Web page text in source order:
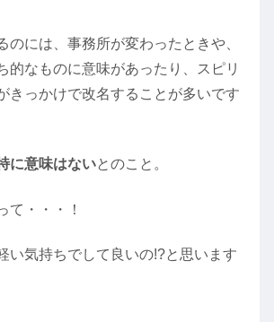
のには、事務所が変わったときや、
的なものに意味があったり、スピリ
きっかけで改名することが多いです
に意味はないとのこと。
て・・・！
い気持ちでして良いの!?と思います